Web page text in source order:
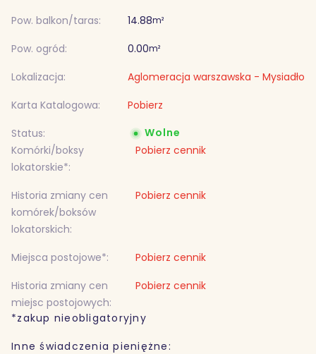
Pow. balkon/taras: 14.88m²
Pow. ogród: 0.00m²
Lokalizacja:
Aglomeracja warszawska - Mysiadło
Karta Katalogowa:
Pobierz
Status:
Wolne
Komórki/boksy
lokatorskie*:
Pobierz cennik
Historia zmiany cen
komórek/boksów
lokatorskich:
Pobierz cennik
Miejsca postojowe*:
Pobierz cennik
Historia zmiany cen
miejsc postojowych:
Pobierz cennik
*zakup nieobligatoryjny
Inne świadczenia pieniężne: